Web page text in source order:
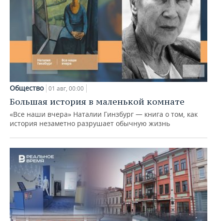
Общество 01 авг, 00:00
Большая история в маленькой комнате
«Все наши вчера» Наталии Гинзбург — книга о том, как
история незаметно разрушает обычную жизнь